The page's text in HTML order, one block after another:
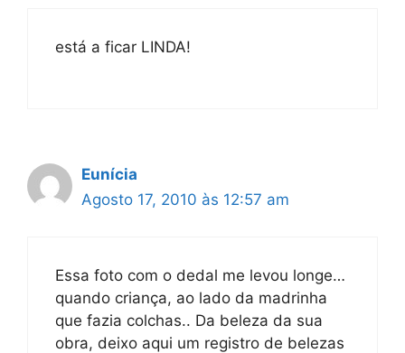
está a ficar LINDA!
Eunícia
Agosto 17, 2010 às 12:57 am
Essa foto com o dedal me levou longe…
quando criança, ao lado da madrinha
que fazia colchas.. Da beleza da sua
obra, deixo aqui um registro de belezas